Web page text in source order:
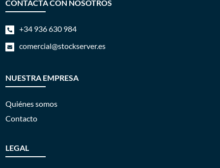
CONTACTA CON NOSOTROS
 +34 936 630 984
 comercial@stockserver.es
NUESTRA EMPRESA
Quiénes somos
Contacto
LEGAL